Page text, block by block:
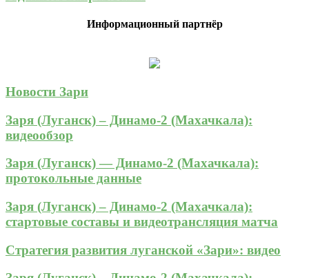
Информационный партнёр
Новости Зари
Заря (Луганск) – Динамо-2 (Махачкала):
видеообзор
Заря (Луганск) — Динамо-2 (Махачкала):
протокольные данные
Заря (Луганск) – Динамо-2 (Махачкала):
стартовые составы и видеотрансляция матча
Стратегия развития луганской «Зари»: видео